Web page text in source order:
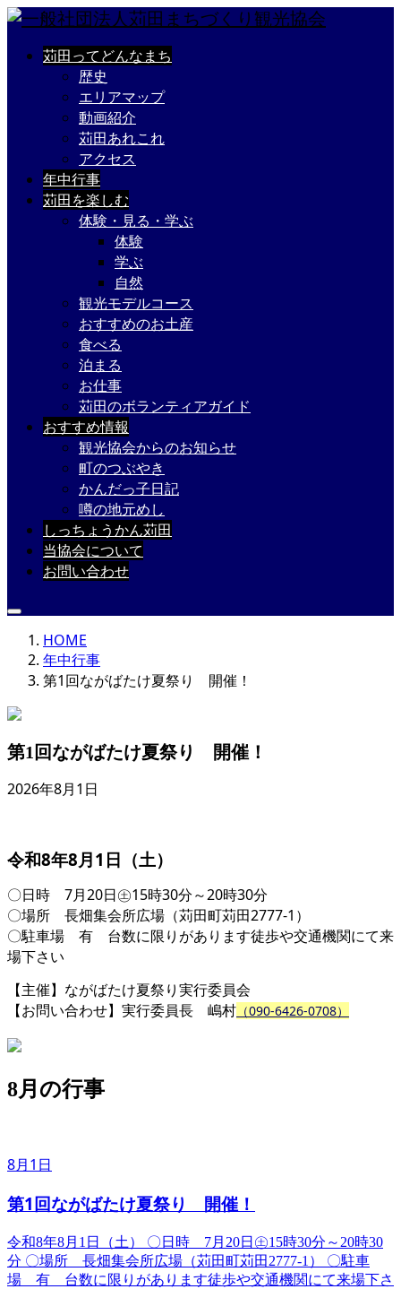
苅田ってどんなまち
歴史
エリアマップ
動画紹介
苅田あれこれ
アクセス
年中行事
苅田を楽しむ
体験・見る・学ぶ
体験
学ぶ
自然
観光モデルコース
おすすめのお土産
食べる
泊まる
お仕事
苅田のボランティアガイド
おすすめ情報
観光協会からのお知らせ
町のつぶやき
かんだっ子日記
噂の地元めし
しっちょうかん苅田
当協会について
お問い合わせ
HOME
年中行事
第1回ながばたけ夏祭り 開催！
第1回ながばたけ夏祭り 開催！
2026年8月1日
令和8年8月1日（土）
〇日時 7月20日㊏15時30分～20時30分
〇場所 長畑集会所広場（苅田町苅田2777-1）
〇駐車場 有 台数に限りがあります徒歩や交通機関にて来
場下さい
【主催】ながばたけ夏祭り実行委員会
【お問い合わせ】実行委員長 嶋村 （090-6426-0708）
8月の行事
8月1日
第1回ながばたけ夏祭り 開催！
令和8年8月1日（土） ​〇日時 7月20日㊏15時30分～20時30
分 〇場所 長畑集会所広場（苅田町苅田2777-1） 〇駐車
場 有 台数に限りがあります徒歩や交通機関にて来場下さ